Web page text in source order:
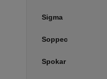
Sigma
Soppec
Spokar